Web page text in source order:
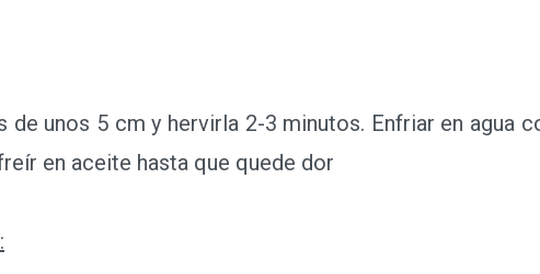
unos 5 cm y hervirla 2-3 minutos. Enfriar en agua
en aceite hasta que quede dor